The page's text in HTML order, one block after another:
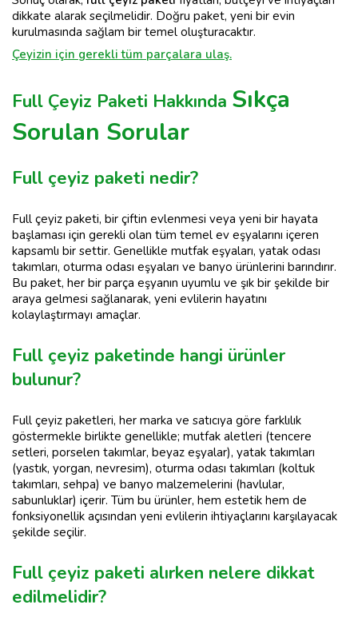
dikkate alarak seçilmelidir. Doğru paket, yeni bir evin
kurulmasında sağlam bir temel oluşturacaktır.
Çeyizin için gerekli tüm parçalara ulaş.
Full Çeyiz Paketi Hakkında Sıkça
Sorulan Sorular
Full çeyiz paketi nedir?
Full çeyiz paketi, bir çiftin evlenmesi veya yeni bir hayata
başlaması için gerekli olan tüm temel ev eşyalarını içeren
kapsamlı bir settir. Genellikle mutfak eşyaları, yatak odası
takımları, oturma odası eşyaları ve banyo ürünlerini barındırır.
Bu paket, her bir parça eşyanın uyumlu ve şık bir şekilde bir
araya gelmesi sağlanarak, yeni evlilerin hayatını
kolaylaştırmayı amaçlar.
Full çeyiz paketinde hangi ürünler
bulunur?
Full çeyiz paketleri, her marka ve satıcıya göre farklılık
göstermekle birlikte genellikle; mutfak aletleri (tencere
setleri, porselen takımlar, beyaz eşyalar), yatak takımları
(yastık, yorgan, nevresim), oturma odası takımları (koltuk
takımları, sehpa) ve banyo malzemelerini (havlular,
sabunluklar) içerir. Tüm bu ürünler, hem estetik hem de
fonksiyonellik açısından yeni evlilerin ihtiyaçlarını karşılayacak
şekilde seçilir.
Full çeyiz paketi alırken nelere dikkat
edilmelidir?